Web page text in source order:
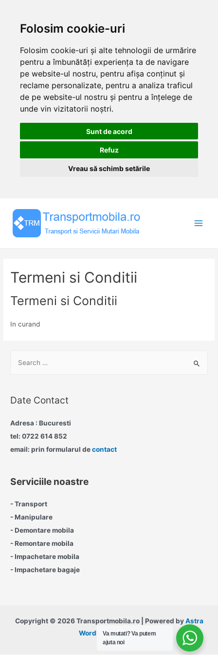
Folosim cookie-uri
Folosim cookie-uri și alte tehnologii de urmărire
pentru a îmbunătăți experiența ta de navigare
pe website-ul nostru, pentru afișa conținut și
reclame personalizate, pentru a analiza traficul
de pe website-ul nostru și pentru a înțelege de
unde vin vizitatorii noștri.
Sunt de acord
Refuz
Vreau să schimb setările
content
Termeni si Conditii
Termeni si Conditii
In curand
r
h
f
o
Date Contact
Adresa : Bucuresti
tel: 0722 614 852
email: prin formularul decontact
Serviciile noastre
- Transport
- Manipulare
- Demontare mobila
- Remontare mobila
- Impachetare mobila
- Impachetare bagaje
Copyright © 2026 Transportmobila.ro | Powered byAstra
WordPress Theme
Va mutati?Va putem
ajuta noi